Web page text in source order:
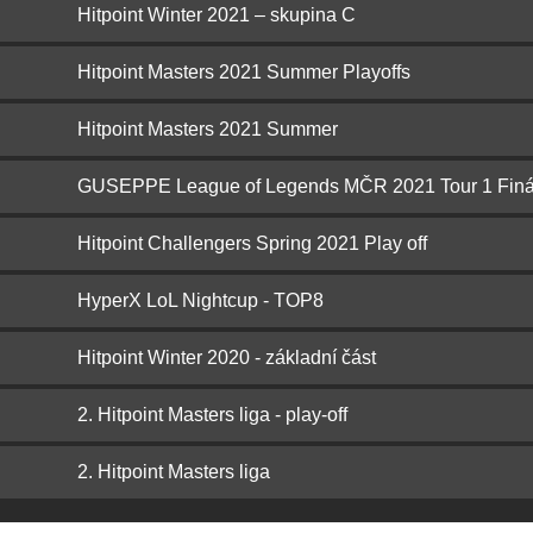
Hitpoint Winter 2021 – skupina C
Hitpoint Masters 2021 Summer Playoffs
Hitpoint Masters 2021 Summer
GUSEPPE League of Legends MČR 2021 Tour 1
Hitpoint Challengers Spring 2021 Play off
HyperX LoL Nightcup - TOP8
Hitpoint Winter 2020 - základní část
2. Hitpoint Masters liga - play-off
2. Hitpoint Masters liga